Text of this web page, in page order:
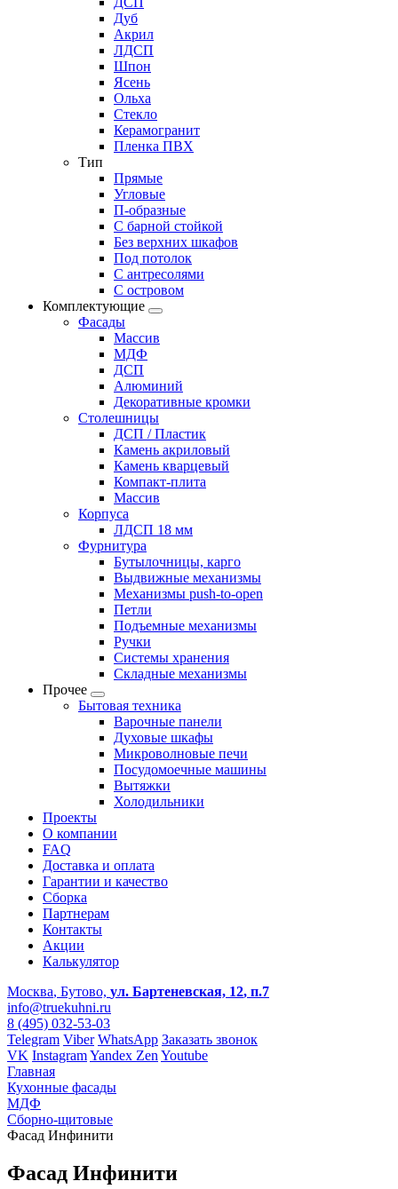
Дуб
Акрил
ЛДСП
Шпон
Ясень
Ольха
Стекло
Керамогранит
Пленка ПВХ
Тип
Прямые
Угловые
П-образные
С барной стойкой
Без верхних шкафов
Под потолок
С антресолями
С островом
Комплектующие
Фасады
Массив
МДФ
ДСП
Алюминий
Декоративные кромки
Столешницы
ДСП / Пластик
Камень акриловый
Камень кварцевый
Компакт-плита
Массив
Корпуса
ЛДСП 18 мм
Фурнитура
Бутылочницы, карго
Выдвижные механизмы
Механизмы push-to-open
Петли
Подъемные механизмы
Ручки
Системы хранения
Складные механизмы
Прочее
Бытовая техника
Варочные панели
Духовые шкафы
Микроволновые печи
Посудомоечные машины
Вытяжки
Холодильники
Проекты
О компании
FAQ
Доставка и оплата
Гарантии и качество
Сборка
Партнерам
Контакты
Акции
Калькулятор
Москва, Бутово, ул. Бартеневская, 12, п.7
info@truekuhni.ru
8 (495) 032-53-03
Telegram Viber WhatsApp Заказать звонок
VK InstagramYandex Zen Youtube
Главная
Кухонные фасады
МДФ
Cборно-щитовые
Фасад Инфинити
Фасад Инфинити